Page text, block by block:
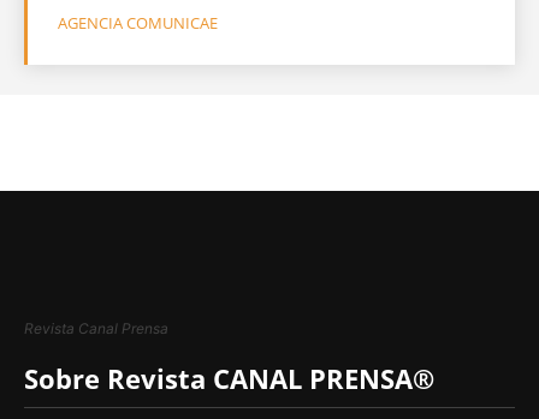
AGENCIA COMUNICAE
Revista Canal Prensa
Sobre Revista CANAL PRENSA®